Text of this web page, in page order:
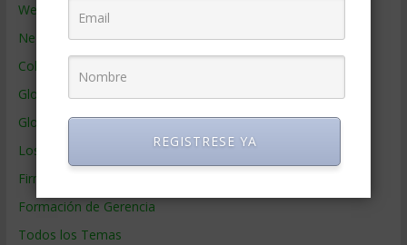
Webs de Gerencia
Negocios por País
Colaboradores de Gerencia
Glosario
Glosario Inglés – Español
Los mejores MBA
Firmas de Gerencia
Formación de Gerencia
Todos los Temas
REGISTRESE YA